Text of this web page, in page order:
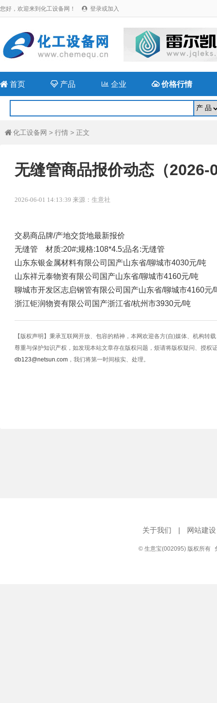
您好，欢迎来到化工设备网！  登录或加入
 首页  产品 企业 价格行情
 化工设备网 > 行情 > 正文
无缝管商品报价动态（2026-
2026-06-01 14:13:39 来源：生意社
交易商品牌/产地交货地最新报价
无缝管 材质:20#;规格:108*4.5;品名:无缝管
山东东银金属材料有限公司 国产山东省/聊城市4030元/吨
山东祥元泰物资有限公司 国产山东省/聊城市4160元/吨
聊城市开发区志启钢管有限公司 国产山东省/聊城市4160元/
浙江钜润物资有限公司 国产浙江省/杭州市3930元/吨
【版权声明】秉承互联网开放、包容的精神，本网欢迎各方(自)媒体、机构转
尊重与保护知识产权，如发现本站文章存在版权问题，烦请将版权疑问、授权
db123@netsun.com ，我们将第一时间核实、处理。
关于我们 | 网站建设
© 生意宝(002095) 版权所有